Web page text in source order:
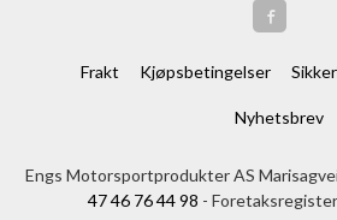
Frakt Kjøpsbetingelser
Nyhetsbrev
Engs Motorsportprodukter AS
47 46 76 44 98 -